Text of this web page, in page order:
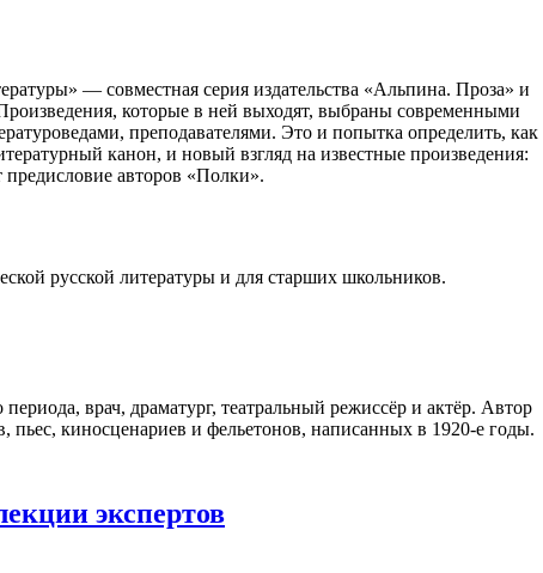
— совместная серия издательства «Альпина. Проза» и
которые в ней выходят, выбраны современными
преподавателями. Это и попытка определить, как
канон, и новый взгляд на известные произведения:
авторов «Полки».
русской литературы и для старших школьников.
периода, врач, драматург, театральный режиссёр и актёр. Автор
пьес, киносценариев и фельетонов, написанных в 1920-е годы.
экспертов